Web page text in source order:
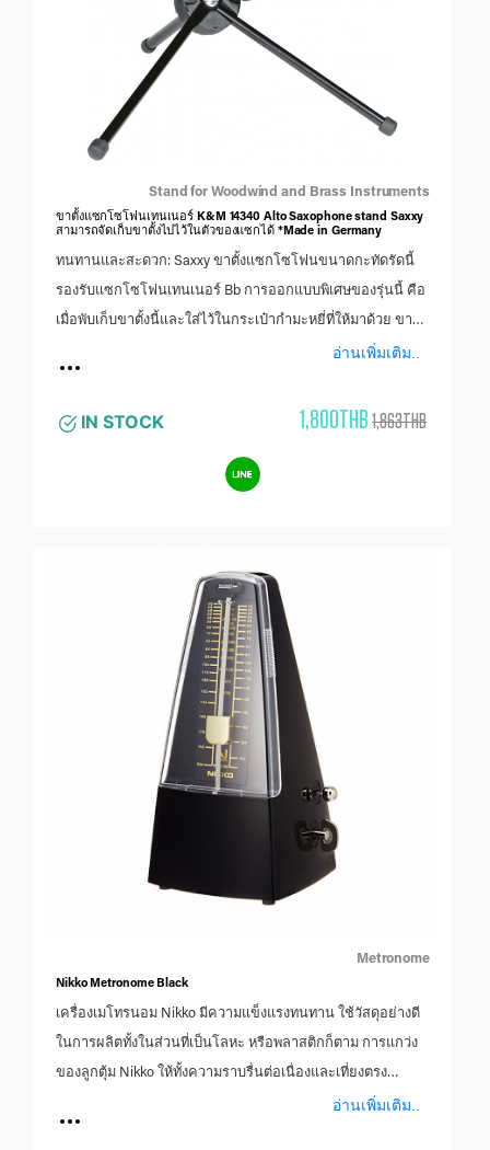
Stand for Woodwind and Brass Instruments
ขาตั้งแซกโซโฟนเทนเนอร์ K&M 14340 Alto Saxophone stand Saxxy
สามารถจัดเก็บขาตั้งไปไว้ในตัวของแซกได้ *Made in Germany
ทนทานและสะดวก: Saxxy ขาตั้งแซกโซโฟนขนาดกะทัดรัดนี้
รองรับแซกโซโฟนเทนเนอร์ Bb การออกแบบพิเศษของรุ่นนี้ คือ
เมื่อพับเก็บขาตั้งนี้และใส่ไว้ในกระเป๋ากำมะหยี่ที่ให้มาด้วย ขาตั้ง
สามารถเก็บเข้าไปใน Bell ของแซกโซโฟนได้ เหมาะ
ความมั่นคงสูงสุด ฐานขาโลหะที่ถอดออกได้จะขันสกรูเข้ากับ
เพื่อการเคลื่อนย้ายที่สะดวก หมุดพลาสติกสีดำหุ้มด้วยแหวน
อ่านเพิ่มเติม..
IN STOCK 1,800THB1,863THB
Metronome
Nikko Metronome Black
เครื่องเมโทรนอม Nikko มีความแข็งแรงทนทาน ใช้วัสดุอย่างดี
ในการผลิตทั้งในส่วนที่เป็นโลหะ หรือพลาสติกก็ตาม การแกว่ง
ของลูกตุ้ม Nikko ให้ทั้งความราบรื่นต่อเนื่องและเที่ยงตรง
สามารถปรับความเร็วได้ตั้งแต่ 40-208 Beats/min ตามต้องการ
อ่านเพิ่มเติม..